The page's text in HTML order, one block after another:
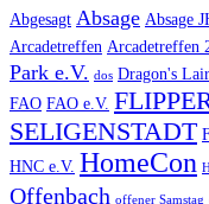
Abgesagt Absage Absage
Arcadetreffen Arcadetreffen
Park e.V. dos Dragon's Lair
FAO FAO e.V.
SELIGENSTADT
HNC e.V. HomeCon
Offenbach offener Samstag